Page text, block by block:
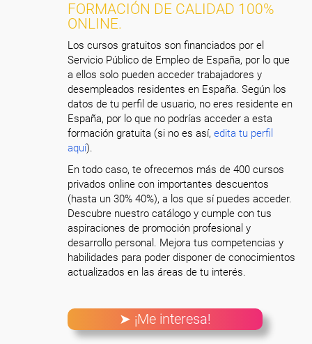
FORMACIÓN DE CALIDAD 100%
ONLINE.
Los cursos gratuitos son financiados por el
Servicio Público de Empleo de España, por lo que
a ellos solo pueden acceder trabajadores y
desempleados residentes en España. Según los
datos de tu perfil de usuario, no eres residente en
España, por lo que no podrías acceder a esta
formación gratuita (si no es así,edita tu perfil
aquí).
En todo caso, te ofrecemos más de 400 cursos
privados online con importantes descuentos
(hasta un 30% 40%), a los que sí puedes acceder.
Descubre nuestro catálogo y cumple con tus
aspiraciones de promoción profesional y
desarrollo personal. Mejora tus competencias y
habilidades para poder disponer de conocimientos
actualizados en las áreas de tu interés.
➤ ¡Me interesa!